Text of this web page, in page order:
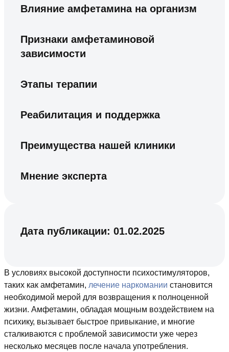
Влияние амфетамина на организм
Признаки амфетаминовой
зависимости
Этапы терапии
Реабилитация и поддержка
Преимущества нашей клиники
Мнение эксперта
Дата публикации: 01.02.2025
В условиях высокой доступности психостимуляторов,
таких как амфетамин, лечение наркомании становится
необходимой мерой для возвращения к полноценной
жизни. Амфетамин, обладая мощным воздействием на
психику, вызывает быстрое привыкание, и многие
сталкиваются с проблемой зависимости уже через
несколько месяцев после начала употребления.